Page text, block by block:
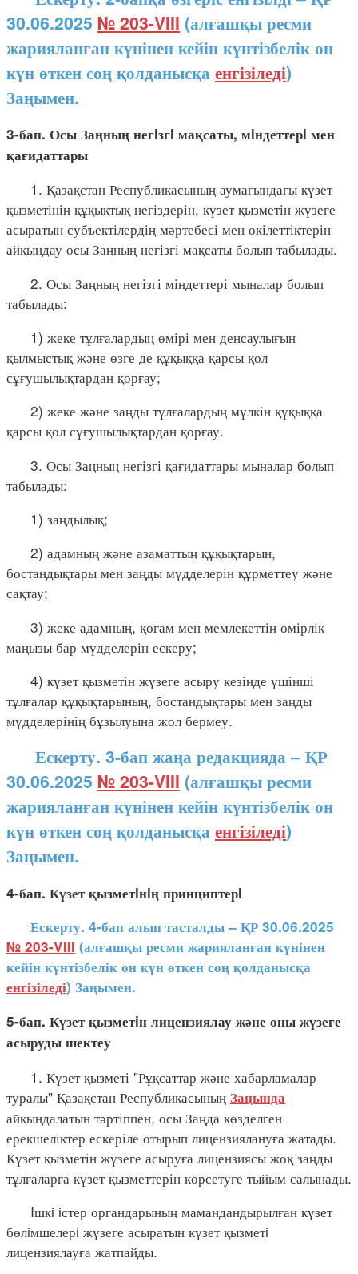
30.06.2025 № 203-VIII (алғашқы ресми
жарияланған күнінен кейін күнтізбелік он
күн өткен соң қолданысқа енгізіледі)
Заңымен.
3-бап. Осы Заңның негiзгi мақсаты, мiндеттерi мен
қағидаттары
1. Қазақстан Республикасының аумағындағы күзет
қызметінің құқықтық негіздерін, күзет қызметін жүзеге
асыратын субъектілердің мәртебесі мен өкілеттіктерін
айқындау осы Заңның негізгі мақсаты болып табылады.
2. Осы Заңның негізгі міндеттері мыналар болып
табылады:
1) жеке тұлғалардың өмірі мен денсаулығын
қылмыстық және өзге де құқыққа қарсы қол
сұғушылықтардан қорғау;
2) жеке және заңды тұлғалардың мүлкін құқыққа
қарсы қол сұғушылықтардан қорғау.
3. Осы Заңның негізгі қағидаттары мыналар болып
табылады:
1) заңдылық;
2) адамның және азаматтың құқықтарын,
бостандықтары мен заңды мүдделерін құрметтеу және
сақтау;
3) жеке адамның, қоғам мен мемлекеттің өмірлік
маңызы бар мүдделерін ескеру;
4) күзет қызметін жүзеге асыру кезінде үшінші
тұлғалар құқықтарының, бостандықтары мен заңды
мүдделерінің бұзылуына жол бермеу.
Ескерту. 3-бап жаңа редакцияда – ҚР
30.06.2025 № 203-VIII (алғашқы ресми
жарияланған күнінен кейін күнтізбелік он
күн өткен соң қолданысқа енгізіледі)
Заңымен.
4-бап. Күзет қызметiнiң принциптерi
Ескерту. 4-бап алып тасталды – ҚР 30.06.2025
№ 203-VIII (алғашқы ресми жарияланған күнінен
кейін күнтізбелік он күн өткен соң қолданысқа
енгізіледі) Заңымен.
5-бап. Күзет қызметiн лицензиялау және оны жүзеге
асыруды шектеу
1. Күзет қызметі "Рұқсаттар және хабарламалар
туралы" Қазақстан Республикасының Заңында
айқындалатын тәртіппен, осы Заңда көзделген
ерекшеліктер ескеріле отырып лицензиялануға жатады.
Күзет қызметін жүзеге асыруға лицензиясы жоқ заңды
тұлғаларға күзет қызметтерін көрсетуге тыйым салынады.
Iшкi iстер органдарының мамандандырылған күзет
бөлiмшелерi жүзеге асыратын күзет қызметi
лицензиялауға жатпайды.